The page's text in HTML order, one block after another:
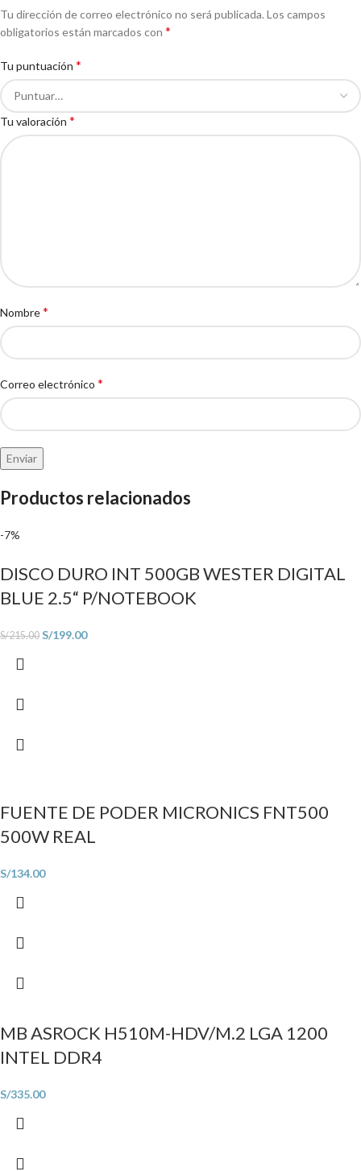
Tu dirección de correo electrónico no será publicada. Los campos
obligatorios están marcados con *
Tu puntuación *
Tu valoración *
Nombre*
Correo electrónico *
Productos relacionados
-7%
DISCO DURO INT 500GB WESTER DIGITAL
BLUE 2.5“ P/NOTEBOOK
S/215.00 S/199.00
FUENTE DE PODER MICRONICS FNT500
500W REAL
S/134.00
MB ASROCK H510M-HDV/M.2 LGA 1200
INTEL DDR4
S/335.00